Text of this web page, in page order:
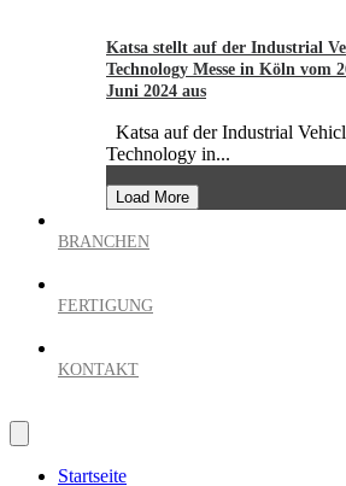
Katsa stellt auf der Industrial
Technology Messe in Köln vom
Juni 2024 aus
Katsa auf der Industrial
Technology in...
Load More
BRANCHEN
FERTIGUNG
KONTAKT
Startseite